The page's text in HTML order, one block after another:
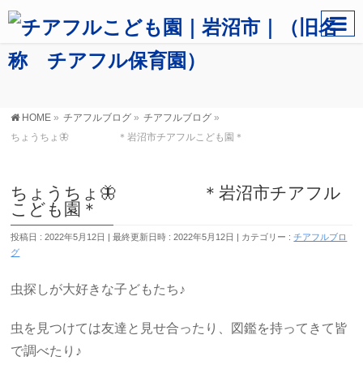
HOME » チアフルブログ » チアフルブログ »
ちょうちょ🦋 ＊岩沼市チアフルこども園＊
ちょうちょ🦋 ＊岩沼市チアフル
こども園＊
投稿日 : 2022年5月12日 最終更新日時 : 2022年5月12日 カテゴリー :チアフルブロ
グ
虫探しが大好きな子どもたち♪
虫を見つけては友達と見せ合ったり、図鑑を持ってきて皆
で調べたり♪